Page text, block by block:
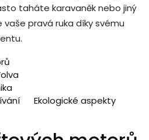
taháte karavaněk nebo jiný
pravá ruka díky svému
Ekologické aspekty